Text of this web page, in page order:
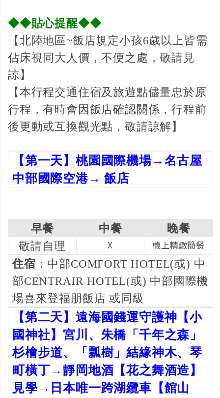
◆◆貼心提醒◆◆
【北陸地區~飯店規定小孩6歲以上皆需
佔床視同大人價，不便之處，敬請見
諒】
【本行程交通住宿及旅遊點儘量忠於原
行程，有時會因飯店確認關係，行程前
後更動或互換觀光點，敬請諒解】
【第一天】桃園國際機場→ 名古屋
中部國際空港→ 飯店
早餐 中餐
晚餐
敬請自理
X
機上精緻簡餐
住宿 ：中部COMFORT HOTEL(或) 中
部CENTRAIR HOTEL(或) 中部國際機
場喜來登福朋飯店 或同級
【第二天】遠海國錢運守護神【小
國神社】宮川、朱橋「千年之森」
杉檜步道、「瓢樹」結緣神木、琴
町橫丁→靜岡地酒【花之舞酒造】
見學→日本唯一跨湖纜車【館山